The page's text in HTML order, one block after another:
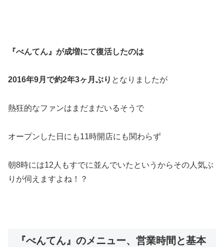
『べんてん』が成増にて復活したのは
2016年9月で約2年3ヶ月ぶり となりましたが
熱狂的なファンはまだまだいるそうで
オープンした日にも11時開店にも関わらず
朝8時には12人もすでに並んでいたというからその人気ぶ
りが伺えますよね！？
『べんてん』のメニュー、営業時間と基本